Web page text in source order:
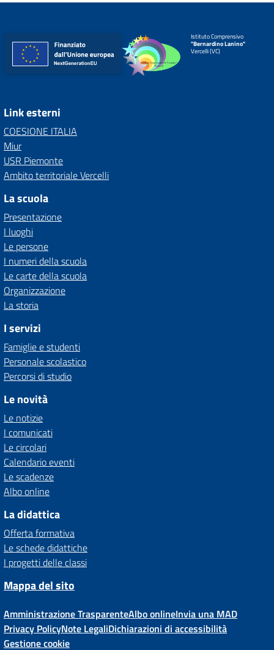
Istituto Comprensivo
"Bernardino Lanino"
Vercelli (VC)
Link esterni
COESIONE ITALIA
Miur
USR Piemonte
Ambito territoriale Vercelli
La scuola
Presentazione
I luoghi
Le persone
I numeri della scuola
Le carte della scuola
Organizzazione
La storia
I servizi
Famiglie e studenti
Personale scolastico
Percorsi di studio
Le novità
Le notizie
I comunicati
Le circolari
Calendario eventi
Le scadenze
Albo online
La didattica
Offerta formativa
Le schede didattiche
I progetti delle classi
Mappa del sito
Amministrazione TrasparenteAlbo onlineInvia una MAD
Privacy PolicyNote LegaliDichiarazioni di accessibilità
Gestione cookie